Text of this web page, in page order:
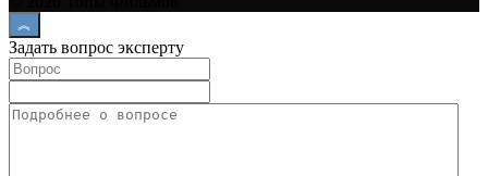
Задать вопрос эксперту